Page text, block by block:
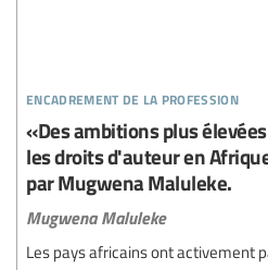
encadrement de la profession
«Des ambitions plus
les droits d'auteur en
par Mugwena Maluleke.
Mugwena Maluleke
Les pays africains ont activement